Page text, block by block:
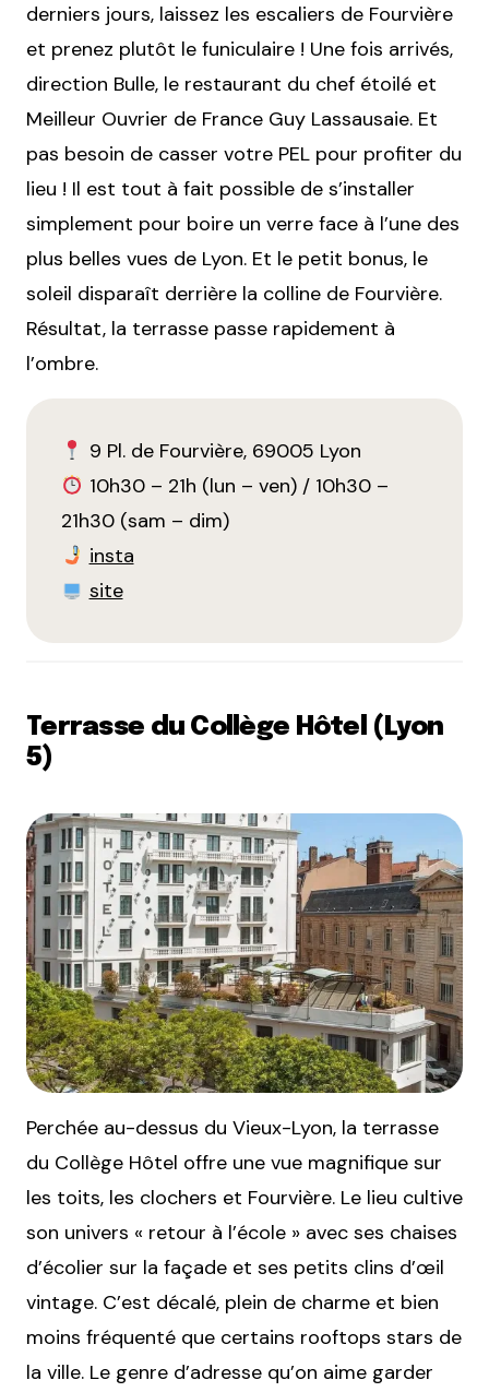
derniers jours, laissez les escaliers de Fourvière
et prenez plutôt le funiculaire ! Une fois arrivés,
direction Bulle, le restaurant du chef étoilé et
Meilleur Ouvrier de France Guy Lassausaie. Et
pas besoin de casser votre PEL pour profiter du
lieu ! Il est tout à fait possible de s’installer
simplement pour boire un verre face à l’une des
plus belles vues de Lyon. Et le petit bonus, le
soleil disparaît derrière la colline de Fourvière.
Résultat, la terrasse passe rapidement à
l’ombre.
9 Pl. de Fourvière, 69005 Lyon
10h30 – 21h (lun – ven) / 10h30 –
21h30 (sam – dim)
insta
site
Terrasse du Collège Hôtel (Lyon
5)
Perchée au-dessus du Vieux-Lyon, la terrasse
du Collège Hôtel offre une vue magnifique sur
les toits, les clochers et Fourvière. Le lieu cultive
son univers « retour à l’école » avec ses chaises
d’écolier sur la façade et ses petits clins d’œil
vintage. C’est décalé, plein de charme et bien
moins fréquenté que certains rooftops stars de
la ville. Le genre d’adresse qu’on aime garder